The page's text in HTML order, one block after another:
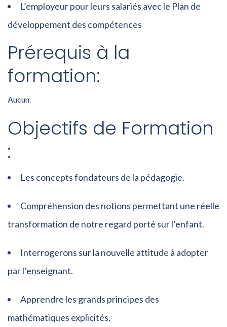
L’employeur pour leurs salariés avec le Plan de
développement des compétences
Prérequis à la
formation:
Aucun.
Objectifs de Formation
:
Les concepts fondateurs de la pédagogie.
Compréhension des notions permettant une réelle
transformation de notre regard porté sur l’enfant.
Interrogerons sur la nouvelle attitude à adopter
par l’enseignant.
Apprendre les grands principes des
mathématiques explicités.